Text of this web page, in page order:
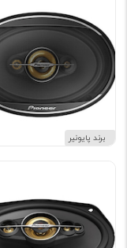
برند پایونیر